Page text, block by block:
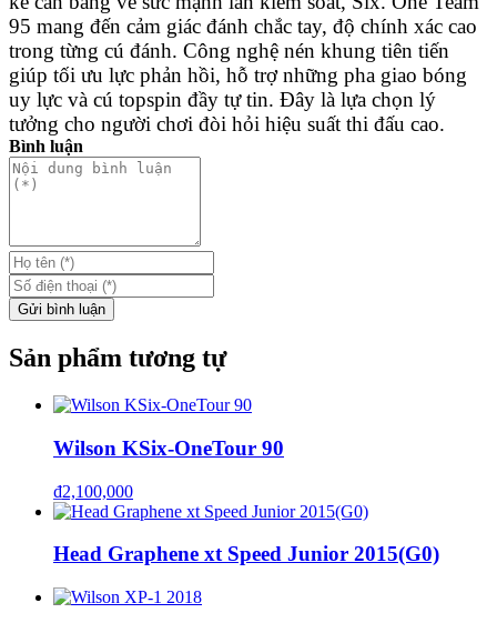
95 mang đến cảm giác đánh chắc tay, độ chính xác cao
trong từng cú đánh. Công nghệ nén khung tiên tiến
giúp tối ưu lực phản hồi, hỗ trợ những pha giao bóng
uy lực và cú topspin đầy tự tin. Đây là lựa chọn lý
tưởng cho người chơi đòi hỏi hiệu suất thi đấu cao.
Bình luận
Gửi bình luận
Sản phẩm tương tự
Wilson KSix-OneTour 90
₫2,100,000
Head Graphene xt Speed Junior 2015(G0)